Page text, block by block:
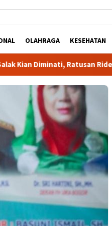
OLAHRAGA KESEHATAN
Ratusan Rider dari 18